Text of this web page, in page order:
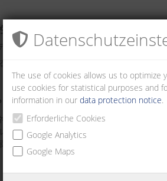
― PCB（回路）からデバイス
バイスまでの通信に関する接点、コネクタ
製品を取り扱っています。使い勝手のい
（プロミス）|ケーブル ― ネットワークのケ
ットワークに特化、国際規格に準じた、高
、光ファイバーのソリューションを提案し
大の可能性を追求しました。
The use of cookies allows us to optimize
use cookies for statistical purposes and
information in our data protection notice.
Erforderliche Cookies
Google Analytics
Google Maps